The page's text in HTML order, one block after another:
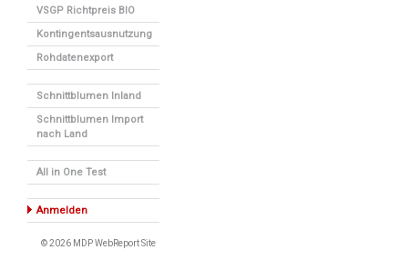
VSGP Richtpreis BIO
Kontingentsausnutzung
Rohdatenexport
Schnittblumen Inland
Schnittblumen Import
nach Land
All in One Test
Anmelden
© 2026 MDP WebReport Site